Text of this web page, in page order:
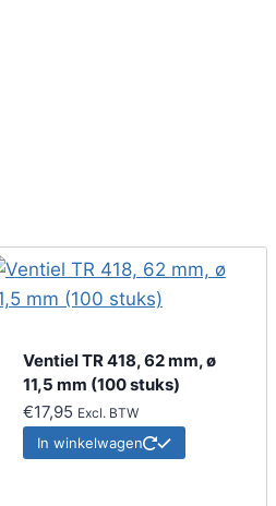
Ventiel TR 418, 62 mm, ø
11,5 mm (100 stuks)
€17,95 Excl. BTW
In winkelwagen